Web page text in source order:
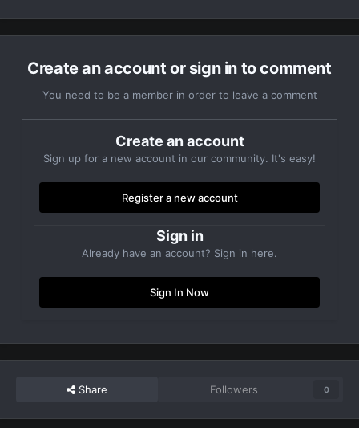
Create an account or sign in to comment
You need to be a member in order to leave a comment
Create an account
Sign up for a new account in our community. It's easy!
Register a new account
Sign in
Already have an account? Sign in here.
Sign In Now
Share Followers 0